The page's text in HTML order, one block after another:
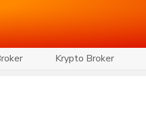
Krypto Broker